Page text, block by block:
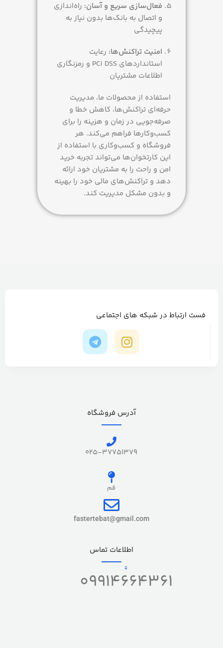
فعال‌سازی سریع و آسان: راه‌اندازی
و اتصال به بانک‌ها بدون نیاز به
پیچیدگی
امنیت تراکنش‌ها: رعایت
استانداردهای PCI DSS و رمزنگاری
اطلاعات مشتریان
استفاده از محصولات ما، مدیریت
حرفه‌ای تراکنش‌ها، کاهش خطا و
صرفه‌جویی در زمان و هزینه را برای
کسب‌وکارها فراهم می‌کند. هر
فروشگاه و کسب‌وکاری با استفاده از
این کارتخوان‌ها می‌تواند تجربه خرید
امن و راحت را به مشتریان خود ارائه
دهد و تراکنش‌های مالی خود را بهینه
و بدون مشکل مدیریت کند.
فست ارتباط در شبکه های اجتماعی
آدرس فروشگاه
025-37751379
قم
fastertebat@gmail.com
اطلاعات تماس
09914664361